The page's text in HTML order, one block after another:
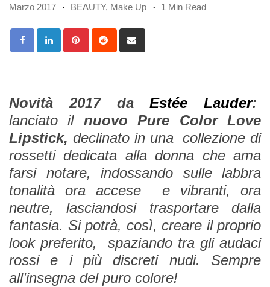
Marzo 2017 BEAUTY, Make Up 1 Min Read
PinterestReddit
via
Novità 2017 daEstée Lauder:
lanciato il nuovo Pure Color Love
Lipstick, declinato in una collezione di
rossetti dedicata alla donna che ama
farsi notare, indossando sulle labbra
tonalità ora accese e vibranti, ora
neutre, lasciandosi trasportare dalla
fantasia. Si potrà, così, creare il proprio
look preferito, spaziando tra gli audaci
rossi e i più discreti nudi. Sempre
all’insegna del puro colore!